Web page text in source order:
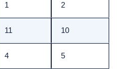
1 2
11 10
4 5